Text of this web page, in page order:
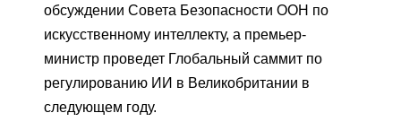
обсуждении Совета Безопасности ООН по
искусственному интеллекту, а премьер-
министр проведет Глобальный саммит по
регулированию ИИ в Великобритании в
следующем году.